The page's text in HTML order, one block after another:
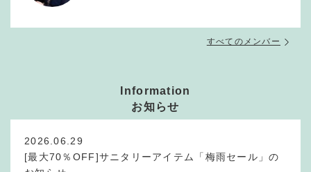
すべてのメンバー
Information
お知らせ
2026.06.29
[最大70％OFF]サニタリーアイテム「梅雨セール」の